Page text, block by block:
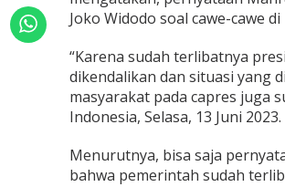
e
C
a
w
-
a
w
Joko Widodo soal cawe-cawe
“Karena sudah terlibatnya
dikendalikan dan situasi yang
masyarakat pada capres juga
Indonesia, Selasa, 13 Juni 2023.
Menurutnya, bisa saja
bahwa pemerintah sudah